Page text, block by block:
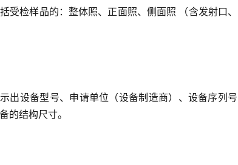
受检样品的：整体照、正面照、侧面照 （含发射口、
出设备型号、申请单位（设备制造商）、设备序列号
的结构尺寸。